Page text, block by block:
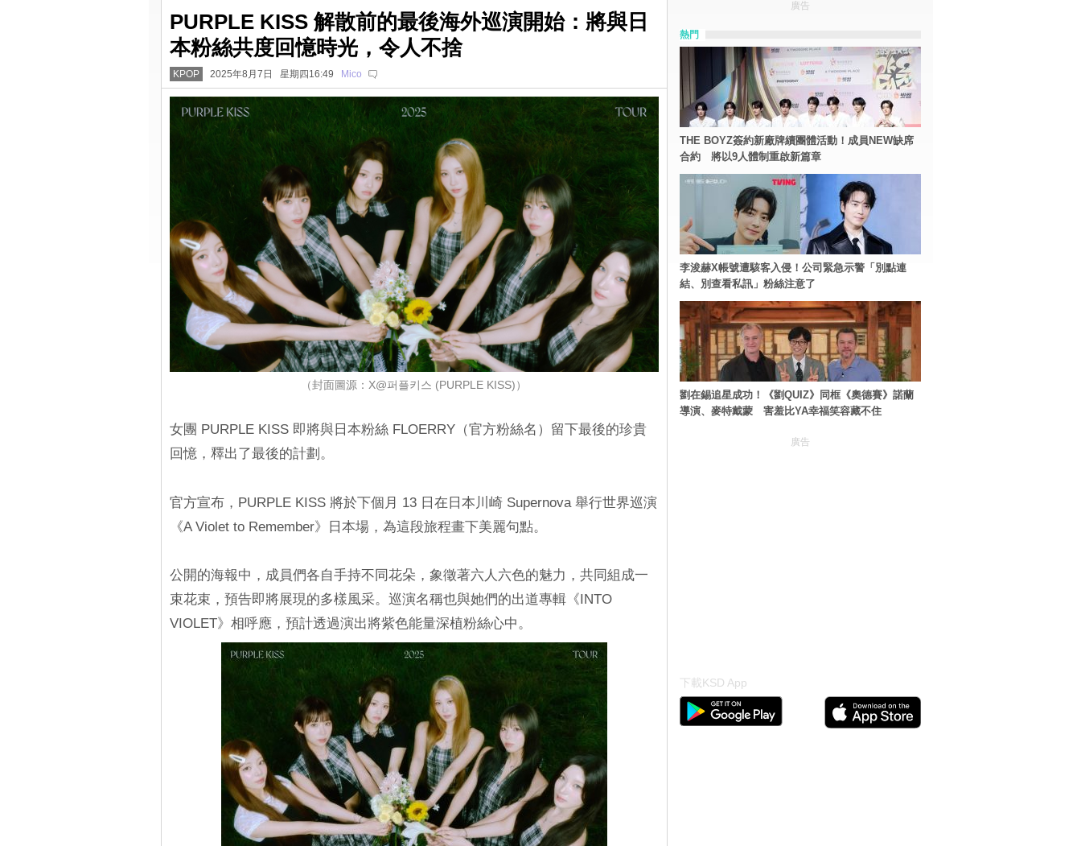
PURPLE KISS 解散前的最後海外巡演開始：將與日
本粉絲共度回憶時光，令人不捨
KPOP 2025年8月7日 星期四16:49 Mico
（封面圖源：X@퍼플키스 (PURPLE KISS)）
女團 PURPLE KISS 即將與日本粉絲 FLOERRY（官方粉絲名）留下最後的珍貴
回憶，釋出了最後的計劃。
官方宣布，PURPLE KISS 將於下個月 13 日在日本川崎 Supernova 舉行世界巡演
《A Violet to Remember》日本場，為這段旅程畫下美麗句點。
公開的海報中，成員們各自手持不同花朵，象徵著六人六色的魅力，共同組成一
束花束，預告即將展現的多樣風采。巡演名稱也與她們的出道專輯《INTO
VIOLET》相呼應，預計透過演出將紫色能量深植粉絲心中。
廣告
熱門
THE BOYZ簽約新廠牌續團體活動！成員NEW缺席
合約 將以9人體制重啟新篇章
李浚赫X帳號遭駭客入侵！公司緊急示警「別點連
結、別查看私訊」粉絲注意了
劉在錫追星成功！《劉QUIZ》同框《奧德賽》諾蘭
導演、麥特戴蒙 害羞比YA幸福笑容藏不住
廣告
下載KSD App